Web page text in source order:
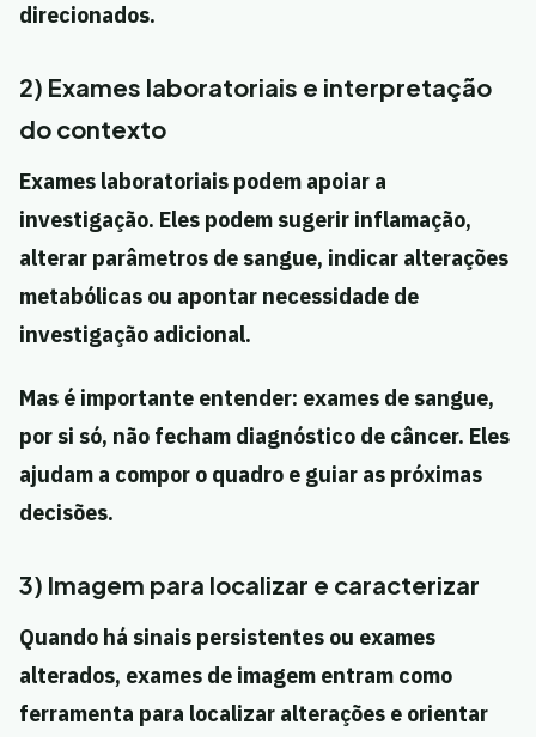
direcionados.
2) Exames laboratoriais e interpretação
do contexto
Exames laboratoriais podem apoiar a
investigação. Eles podem sugerir inflamação,
alterar parâmetros de sangue, indicar alterações
metabólicas ou apontar necessidade de
investigação adicional.
Mas é importante entender: exames de sangue,
por si só, não fecham diagnóstico de câncer. Eles
ajudam a compor o quadro e guiar as próximas
decisões.
3) Imagem para localizar e caracterizar
Quando há sinais persistentes ou exames
alterados, exames de imagem entram como
ferramenta para localizar alterações e orientar